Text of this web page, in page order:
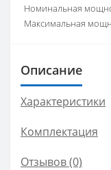
Номинальная
Максимальная
Описание
Характеристики
Комплектация
Отзывов (0)